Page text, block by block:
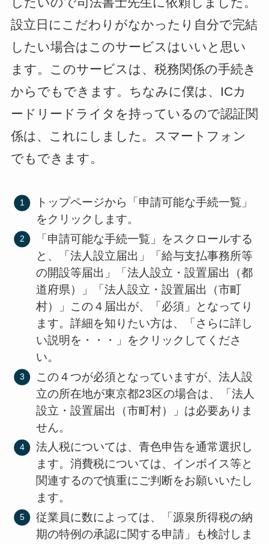
設立日にこだわりがなかったり自分で完結
したい場合はこのサービスはいいと思い
ます。このサービスは、税務関係の手続き
からでもできます。ちなみに僕は、ICカ
ードリードライタを持っているので認証関
係は、これにしました。スマートフォン
でもできます。
トップページから「申請可能な手続一覧」
をクリックします。
「申請可能な手続一覧」をスクロールする
と、「法人設立届出」「給与支払事務所等
の開設等届出」「法人設立・設置届出（都
道府県）」「法人設立・設置届出（市町
村）」この４届出が、「必須」となってり
ます。詳細を知りたい方は、「さらに詳し
い説明を・・・」をクリックしてくださ
い。
この４つが必須となっていますが、法人設
立の所在地が東京都23区の場合は、「法人
設立・設置届出（市町村）」は必要ありま
せん。
法人税については、青色申告を通常選択し
ます。消費税については、インボイス等と
関連するので慎重にご判断をお願いいたし
ます。
従業員に数によっては、「源泉所得税の納
期の特例の承認に関する申請」も検討しま